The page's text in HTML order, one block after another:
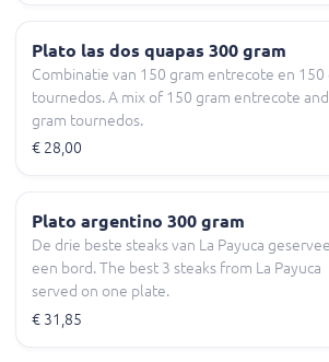
Plato las dos quapas 300 gram
Combinatie van 150 gram entrecote en 150
tournedos. A mix of 150 gram entrecote
gram tournedos.
€ 28,00
Plato argentino 300 gram
De drie beste steaks van La Payuca
een bord. The best 3 steaks from La Payuca
served on one plate.
€ 31,85